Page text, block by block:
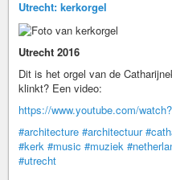
Utrecht: kerkorgel
Utrecht 2016
Dit is het orgel van de
klinkt? Een video:
https://www.youtube.com/
#architecture #architectuur
#kerk #music #muziek
#utrecht